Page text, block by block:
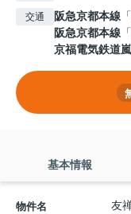
交通 阪急京都本線 「
阪急京都本線 「
京福電気鉄道
基本情報
物件名 友